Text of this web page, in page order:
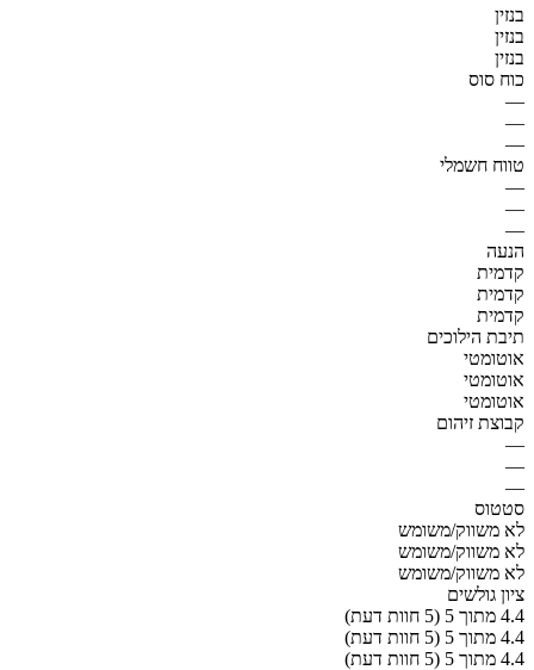
בנזין
בנזין
בנזין
כוח סוס
—
—
—
טווח חשמלי
—
—
—
הנעה
קדמית
קדמית
קדמית
תיבת הילוכים
אוטומטי
אוטומטי
אוטומטי
קבוצת זיהום
—
—
—
סטטוס
לא משווק/משומש
לא משווק/משומש
לא משווק/משומש
ציון גולשים
4.4 מתוך 5 (5 חוות דעת)
4.4 מתוך 5 (5 חוות דעת)
4.4 מתוך 5 (5 חוות דעת)